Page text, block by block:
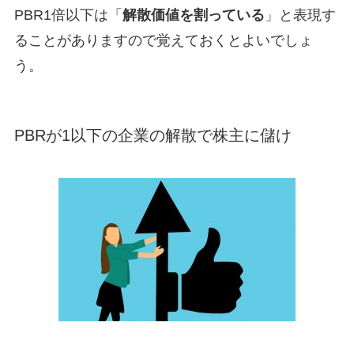
PBR1倍以下は「 解散価値を割っている 」と表現す
ることがありますので覚えておくとよいでしょ
う。
PBRが1以下の企業の解散で株主に儲け